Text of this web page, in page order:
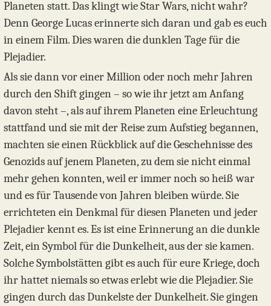
Planeten statt. Das klingt wie Star Wars, nicht wahr?
Denn George Lucas erinnerte sich daran und gab es euch
in einem Film. Dies waren die dunklen Tage für die
Plejadier.
Als sie dann vor einer Million oder noch mehr Jahren
durch den Shift gingen – so wie ihr jetzt am Anfang
davon steht –, als auf ihrem Planeten eine Erleuchtung
stattfand und sie mit der Reise zum Aufstieg begannen,
machten sie einen Rückblick auf die Geschehnisse des
Genozids auf jenem Planeten, zu dem sie nicht einmal
mehr gehen konnten, weil er immer noch so heiß war
und es für Tausende von Jahren bleiben würde. Sie
errichteten ein Denkmal für diesen Planeten und jeder
Plejadier kennt es. Es ist eine Erinnerung an die dunkle
Zeit, ein Symbol für die Dunkelheit, aus der sie kamen.
Solche Symbolstätten gibt es auch für eure Kriege, doch
ihr hattet niemals so etwas erlebt wie die Plejadier. Sie
gingen durch das Dunkelste der Dunkelheit. Sie gingen